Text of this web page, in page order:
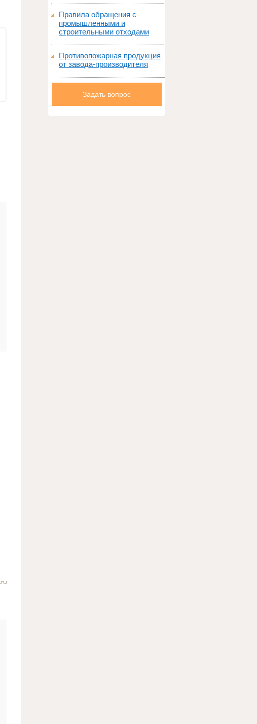
Правила обращения с
промышленными и
строительными отходами
Противопожарная продукция
от завода-производителя
Задать вопрос